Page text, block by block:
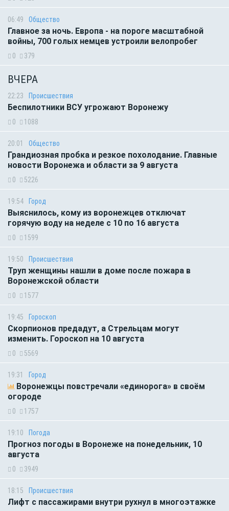
06:49 Общество
Главное за ночь. Европа - на пороге масштабной
войны, 700 голых немцев устроили велопробег
0 379
ВЧЕРА
22:23 Происшествия
Беспилотники ВСУ угрожают Воронежу
0 1088
20:01 Общество
Грандиозная пробка и резкое похолодание. Главные
новости Воронежа и области за 9 августа
0 5226
19:54 Город
Выяснилось, кому из воронежцев отключат
горячую воду на неделе с 10 по 16 августа
0 1599
19:50 Происшествия
Труп женщины нашли в доме после пожара в
Воронежской области
0 1577
19:45 Гороскоп
Скорпионов предадут, а Стрельцам могут
изменить. Гороскоп на 10 августа
0 5569
19:31 Город
Воронежцы повстречали «единорога» в своём
огороде
0 1757
19:10 Погода
Прогноз погоды в Воронеже на понедельник, 10
августа
0 3949
18:15 Происшествия
Лифт с пассажирами внутри рухнул в многоэтажке